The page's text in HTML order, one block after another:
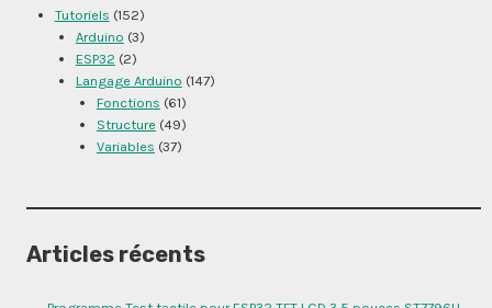
Tutoriels (152)
Arduino (3)
ESP32 (2)
Langage Arduino (147)
Fonctions (61)
Structure(49)
Variables (37)
Articles récents